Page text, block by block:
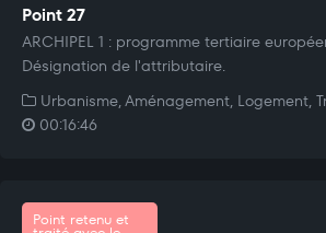
Point 27
ARCHIPEL 1 : programme tertiaire
Désignation de l'attributaire.
Urbanisme, Aménagement, Logement,
00:16:46
Point retenu et